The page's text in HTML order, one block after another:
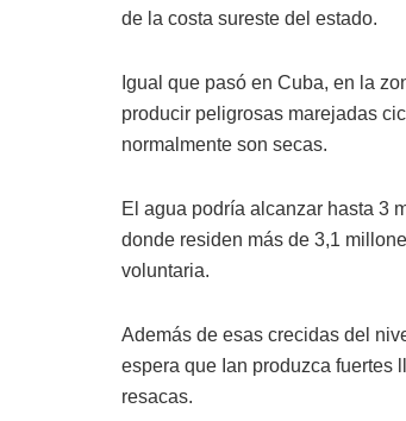
de la costa sureste del estado.
Igual que pasó en Cuba, en la
producir peligrosas marejadas
normalmente son secas.
El agua podría alcanzar hasta 3
donde residen más de 3,1
voluntaria.
Además de esas crecidas del
espera que Ian produzca fuertes
resacas.